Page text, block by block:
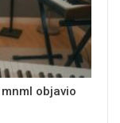
objavio